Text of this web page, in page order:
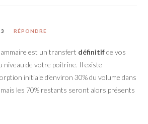
RÉPONDRE
est un transfert définitifde vos
niveau de votre poitrine. Il existe
initiale d’environ 30% du volume dans
les 70% restants seront alors présents